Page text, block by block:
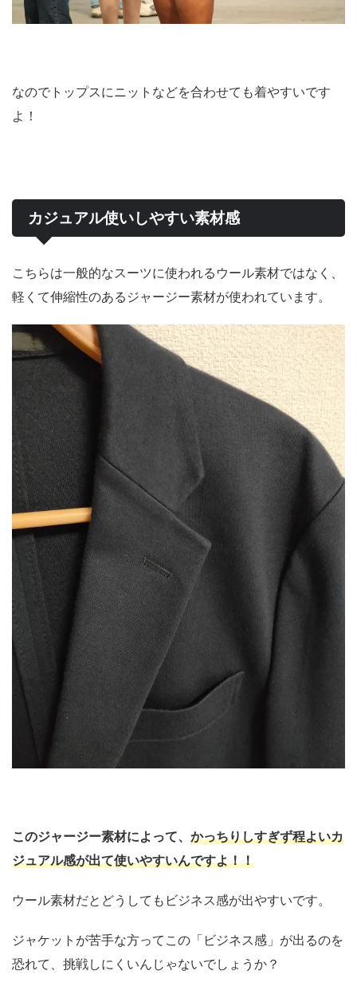
なのでトップスにニットなどを合わせても着やすいです
よ！
カジュアル使いしやすい素材感
こちらは一般的なスーツに使われるウール素材ではなく、
軽くて伸縮性のあるジャージー素材が使われています。
このジャージー素材によって、 かっちりしすぎず程よいカ
ジュアル感が出て使いやすいんですよ！！
ウール素材だとどうしてもビジネス感が出やすいです。
ジャケットが苦手な方ってこの「ビジネス感」が出るのを
恐れて、挑戦しにくいんじゃないでしょうか？